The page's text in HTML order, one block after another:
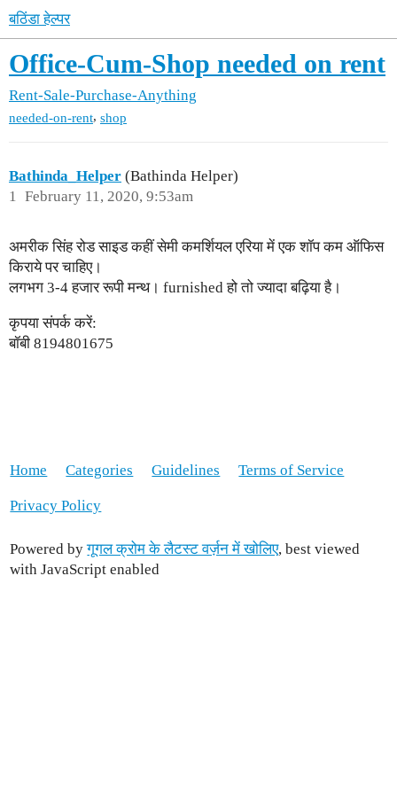
बठिंडा हेल्पर
Office-Cum-Shop needed on rent
Rent-Sale-Purchase-Anything
needed-on-rent, shop
Bathinda_Helper (Bathinda Helper)
February 11, 2020, 9:53am
1
अमरीक सिंह रोड साइड कहीं सेमी कमर्शियल एरिया में एक शॉप कम ऑफिस
किराये पर चाहिए।
लगभग 3-4 हजार रूपी मन्थ। furnished हो तो ज्यादा बढ़िया है।
कृपया संपर्क करें:
बॉबी 8194801675
Home Categories Guidelines Terms of Service
Privacy Policy
Powered byगूगल क्रोम के लैटस्ट वर्ज़न में खोलिए, best viewed
with JavaScript enabled